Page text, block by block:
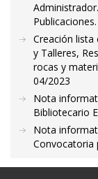
Creación lista
y Talleres,
rocas y
04/2023
Nota
Bibliotecario
Nota
Convocatoria